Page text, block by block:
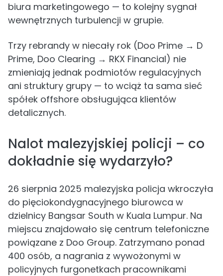
biura marketingowego — to kolejny sygnał
wewnętrznych turbulencji w grupie.
Trzy rebrandy w niecały rok (Doo Prime → D
Prime, Doo Clearing → RKX Financial) nie
zmieniają jednak podmiotów regulacyjnych
ani struktury grupy — to wciąż ta sama sieć
spółek offshore obsługująca klientów
detalicznych.
Nalot malezyjskiej policji – co
dokładnie się wydarzyło?
26 sierpnia 2025 malezyjska policja wkroczyła
do pięciokondygnacyjnego biurowca w
dzielnicy Bangsar South w Kuala Lumpur. Na
miejscu znajdowało się centrum telefoniczne
powiązane z Doo Group. Zatrzymano ponad
400 osób, a nagrania z wywożonymi w
policyjnych furgonetkach pracownikami